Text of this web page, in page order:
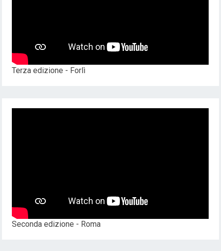
Terza edizione - Forlì
Seconda edizione - Roma